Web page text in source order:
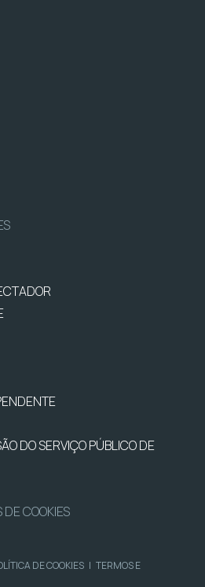
DO SERVIÇO PÚBLICO DE
COOKIES
DE COOKIES | TERMOS E